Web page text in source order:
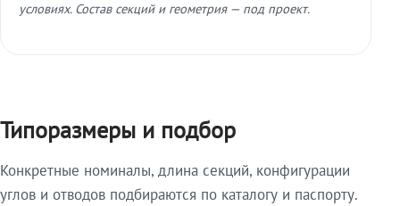
условиях. Состав секций и геометрия — под проект.
Типоразмеры и подбор
Конкретные номиналы, длина секций, конфигурации
углов и отводов подбираются по каталогу и паспорту.